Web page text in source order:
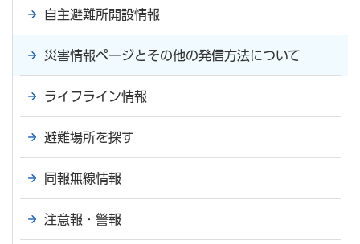
自主避難所開設情報
災害情報ページとその他の発信方法について
ライフライン情報
避難場所を探す
同報無線情報
注意報・警報